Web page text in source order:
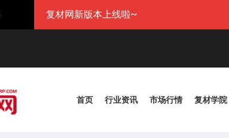
复材网新版本上线啦~
首页 行业资讯 市场行情 复材学院